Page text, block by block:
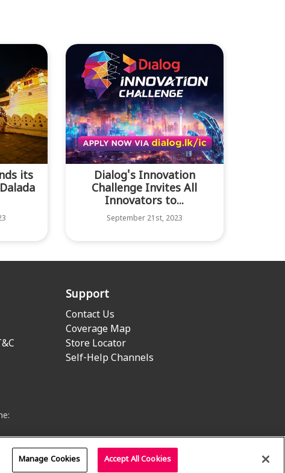
its
Dialog's Innovation
Challenge Invites All
Innovators to...
September 21st, 2023
Support
Contact Us
Coverage Map
Store Locator
Self-Help Channels
Manage Cookies Accept All Cookies